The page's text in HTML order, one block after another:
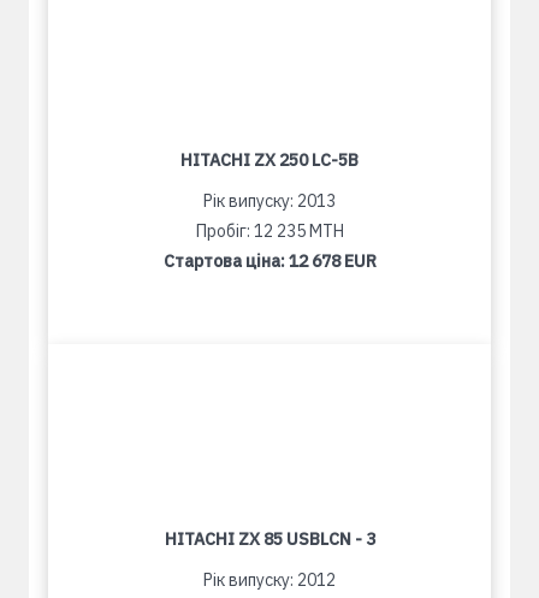
HITACHI ZX 250 LC-5B
Рік випуску: 2013
Пробіг: 12 235 MTH
Стартова ціна:12 678 EUR
HITACHI ZX 85 USBLCN - 3
Рік випуску: 2012